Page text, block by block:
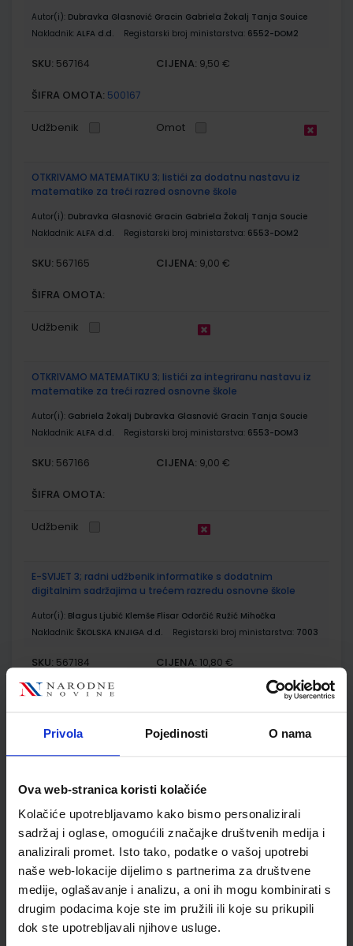
Privola Pojedinosti O nama
Ova web-stranica koristi kolačiće
Kolačiće upotrebljavamo kako bismo personalizirali
sadržaj i oglase, omogućili značajke društvenih medija i
analizirali promet. Isto tako, podatke o vašoj upotrebi
naše web-lokacije dijelimo s partnerima za društvene
medije, oglašavanje i analizu, a oni ih mogu kombinirati s
drugim podacima koje ste im pružili ili koje su prikupili
dok ste upotrebljavali njihove usluge.
Autor(i): Dubravka Glasnović Gracin Gabriela Žokalj Tanja Souice
Nakladnik: ALFA d.d. Registarski broj ministarstva: 6552-DOM2
SKU: 567164 CIJENA: 9,50 €
ŠIFRA OMOTA: 500167
Udžbenik Omot
OTKRIVAMO MATEMATIKU 3; listići za dodatnu nastavu iz
matematike za treći razred osnovne škole
Autor(i): Dubravka Glasnović Gracin Gabriela Žokalj Tanja Soucie
Nakladnik: ALFA d.d. Registarski broj ministarstva: 6553-DOM2
SKU: 567165 CIJENA: 9,00 €
ŠIFRA OMOTA:
Udžbenik
OTKRIVAMO MATEMATIKU 3; listići za integriranu nastavu iz
matematike za treći razred osnovne škole
Autor(i): Gabriela Žokalj Dubravka Glasnović Gracin Tanja Soucie
Nakladnik: ALFA d.d. Registarski broj ministarstva: 6553-DOM3
SKU: 567166 CIJENA: 9,00 €
ŠIFRA OMOTA:
Udžbenik
E-SVIJET 3; radni udžbenik informatike s dodatnim
digitalnim sadržajima u trećem razredu osnovne škole
Autor(i): Blagus Ljubić Klemše Flisar Odorčić Ružić Mihočka
Nakladnik: ŠKOLSKA KNJIGA d.d. Registarski broj ministarstva: 7003
SKU: 567184 CIJENA: 10,80 €
ŠIFRA OMOTA: 500239
Udžbenik Omot
osnovne škole
Autor(i): Josipa Blagus Marijana Šundov Ana Budojević
Nakladnik:ŠKOLSKA KNJIGA d.d.
Registarski broj ministarstva:
SKU:567185 CIJENA:11,50 €
ŠIFRA OMOTA:500744
Udžbenik